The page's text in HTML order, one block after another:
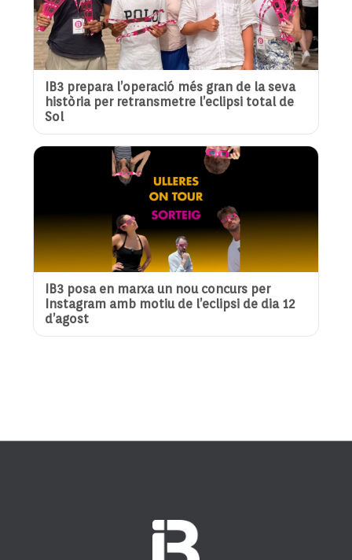
IB3 prepara l’operació més gran de la seva
història per retransmetre l’eclipsi total de
Sol
IB3 posa en marxa un nou concurs per
Instagram amb motiu de l’eclipsi de dia 12
d’agost